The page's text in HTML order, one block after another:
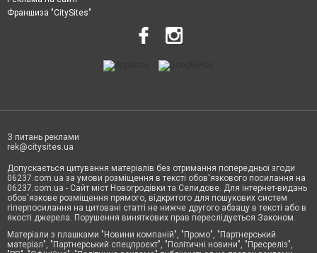
Франшиза "CitySites"
З питань реклами
rek@citysites.ua
Допускається цитування матеріалів без отримання попередньої згоди
06237.com.ua за умови розміщення в тексті обов'язкового посилання на
06237.com.ua - Сайт міст Новогродівки та Селидове. Для інтернет-видань
обов'язкове розміщення прямого, відкритого для пошукових систем
гіперпосилання на цитовані статті не нижче другого абзацу в тексті або в
якості джерела. Порушення виняткових прав переслідується Законом.
Матеріали з плашками "Новини компаній", "Промо", "Партнерський
матеріал", "Партнерський спецпроєкт", "Політичні новини", "Пресреліз",